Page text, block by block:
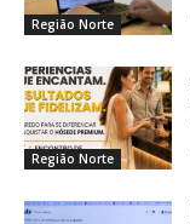
Região Norte
Região Norte